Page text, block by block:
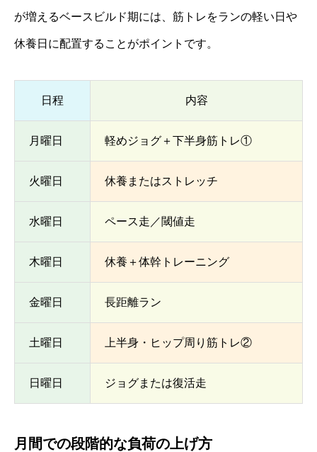
が増えるベースビルド期には、筋トレをランの軽い日や
休養日に配置することがポイントです。
日程 内容
月曜日 軽めジョグ＋下半身筋トレ①
火曜日 休養またはストレッチ
水曜日 ペース走／閾値走
木曜日 休養＋体幹トレーニング
金曜日 長距離ラン
土曜日 上半身・ヒップ周り筋トレ②
日曜日 ジョグまたは復活走
月間での段階的な負荷の上げ方